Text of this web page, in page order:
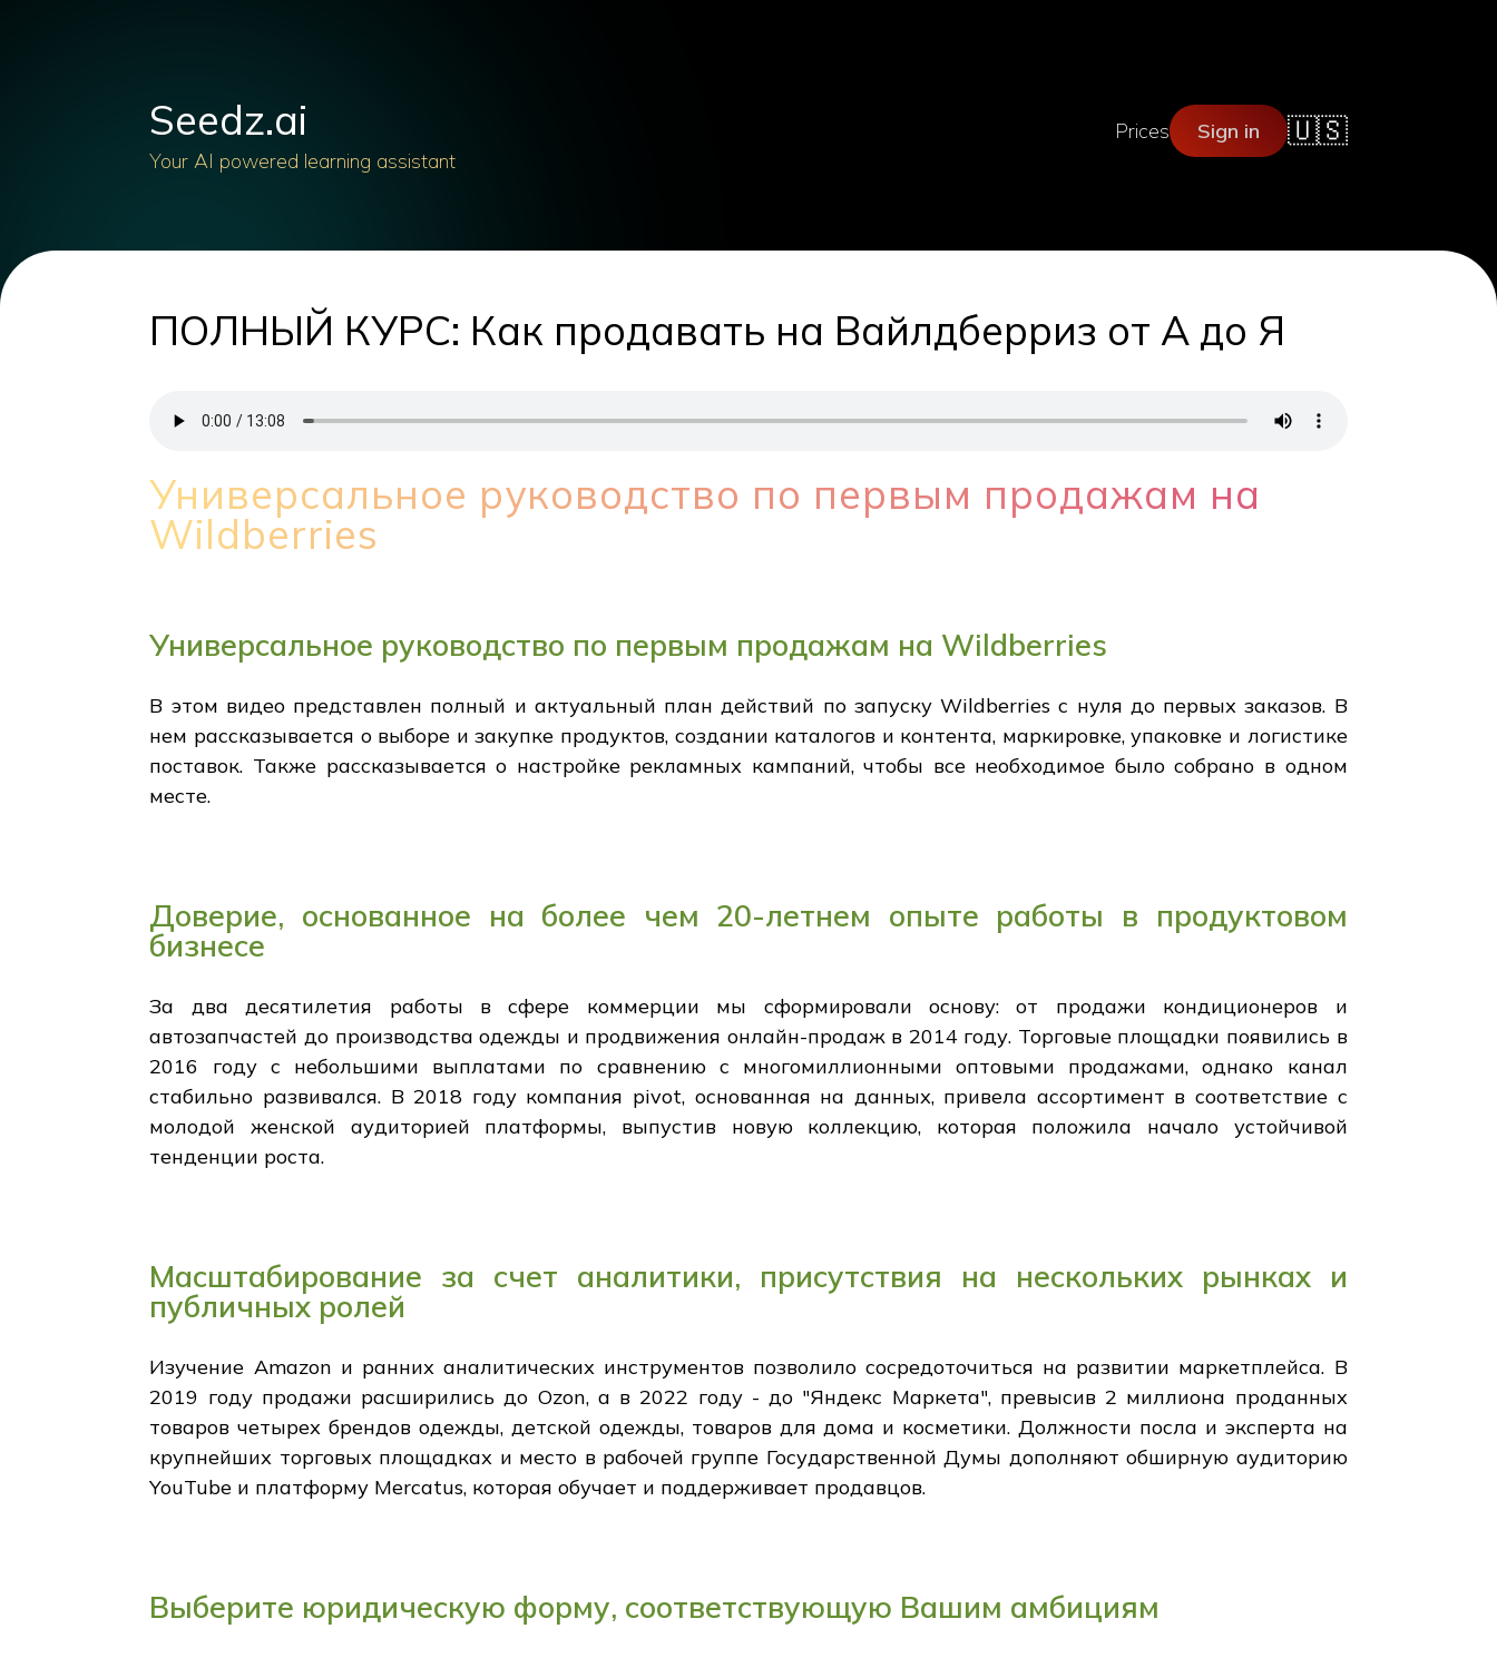
Seedz.ai
Your AI powered learning assistant
Prices Sign in 🇺🇸
ПОЛНЫЙ КУРС: Как продавать на Вайлдберриз от А до Я
Универсальное руководство по первым продажам на
Wildberries
Универсальное руководство по первым продажам на Wildberries
В этом видео представлен полный и актуальный план действий по запуску Wildberries с нуля до первых заказов. В
нем рассказывается о выборе и закупке продуктов, создании каталогов и контента, маркировке, упаковке и логистике
поставок. Также рассказывается о настройке рекламных кампаний, чтобы все необходимое было собрано в одном
месте.
Доверие, основанное на более чем 20-летнем опыте работы в продуктовом
бизнесе
За два десятилетия работы в сфере коммерции мы сформировали основу: от продажи кондиционеров и
автозапчастей до производства одежды и продвижения онлайн-продаж в 2014 году. Торговые площадки появились в
2016 году с небольшими выплатами по сравнению с многомиллионными оптовыми продажами, однако канал
стабильно развивался. В 2018 году компания pivot, основанная на данных, привела ассортимент в соответствие с
молодой женской аудиторией платформы, выпустив новую коллекцию, которая положила начало устойчивой
тенденции роста.
Масштабирование за счет аналитики, присутствия на нескольких рынках и
публичных ролей
Изучение Amazon и ранних аналитических инструментов позволило сосредоточиться на развитии маркетплейса. В
2019 году продажи расширились до Ozon, а в 2022 году - до "Яндекс Маркета", превысив 2 миллиона проданных
товаров четырех брендов одежды, детской одежды, товаров для дома и косметики. Должности посла и эксперта на
крупнейших торговых площадках и место в рабочей группе Государственной Думы дополняют обширную аудиторию
YouTube и платформу Mercatus, которая обучает и поддерживает продавцов.
Выберите юридическую форму, соответствующую Вашим амбициям